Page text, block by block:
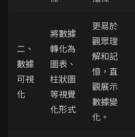
二、
數據
可視
化
將數據
轉化為
圖表、
柱狀圖
等視覺
化形式
更易於
觀眾理
解和記
憶，直
觀展示
數據變
化。